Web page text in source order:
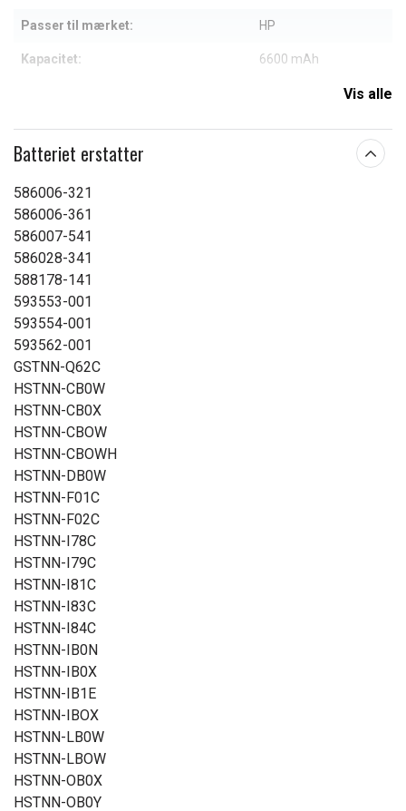
Passer til mærket: HP
Kapacitet: 6600 mAh
Vis alle
Batteriet erstatter
586006-321
586006-361
586007-541
586028-341
588178-141
593553-001
593554-001
593562-001
GSTNN-Q62C
HSTNN-CB0W
HSTNN-CB0X
HSTNN-CBOW
HSTNN-CBOWH
HSTNN-DB0W
HSTNN-F01C
HSTNN-F02C
HSTNN-I78C
HSTNN-I79C
HSTNN-I81C
HSTNN-I83C
HSTNN-I84C
HSTNN-IB0N
HSTNN-IB0X
HSTNN-IB1E
HSTNN-IBOX
HSTNN-LB0W
HSTNN-LBOW
HSTNN-OB0X
HSTNN-OB0Y